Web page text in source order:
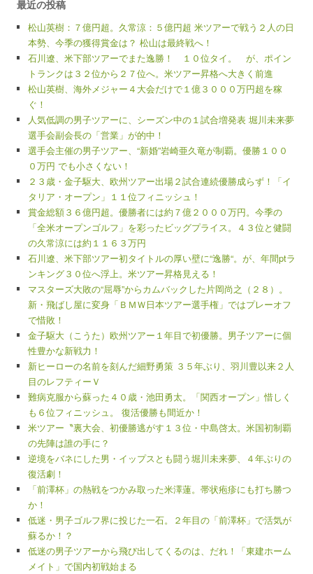
最近の投稿
松山英樹：７億円超。久常涼：５億円超 米ツアーで戦う２人の日
本勢、今季の獲得賞金は？ 松山は最終戦へ！
石川遼、米下部ツアーでまた逸勝！ １０位タイ。 が、ポイン
トランクは３２位から２７位へ。米ツアー昇格へ大きく前進
松山英樹、海外メジャー４大会だけで１億３０００万円超を稼
ぐ！
人気低調の男子ツアーに、シーズン中の１試合増発表 堀川未来夢
選手会副会長の「営業」が的中！
選手会主催の男子ツアー、“新婚”岩崎亜久竜が制覇。優勝１００
０万円 でも小さくない！
２３歳・金子駆大、欧州ツアー出場２試合連続優勝成らず！「イ
タリア・オープン」１１位フィニッシュ！
賞金総額３６億円超。優勝者には約７億２０００万円。今季の
「全米オープンゴルフ」を彩ったビッグプライス。４３位と健闘
の久常涼には約１１６３万円
石川遼、米下部ツアー初タイトルの厚い壁に“逸勝“。が、年間ptラ
ンキング３０位へ浮上。米ツアー昇格見える！
マスターズ大敗の“屈辱”からカムバックした片岡尚之（２８）。
新・飛ばし屋に変身「ＢＭＷ日本ツアー選手権」ではプレーオフ
で惜敗！
金子駆大（こうた）欧州ツアー１年目で初優勝。男子ツアーに個
性豊かな新戦力！
新ヒーローの名前を刻んだ細野勇策 ３５年ぶり、羽川豊以来２人
目のレフティーＶ
難病克服から蘇った４０歳・池田勇太。「関西オープン」惜しく
も６位フィニッシュ。 復活優勝も間近か！
米ツアー〝裏大会、初優勝逃がす１３位・中島啓太。米国初制覇
の先陣は誰の手に？
逆境をバネにした男・イップスとも闘う堀川未来夢、４年ぶりの
復活劇！
「前澤杯」の熱戦をつかみ取った米澤蓮。帯状疱疹にも打ち勝つ
か！
低迷・男子ゴルフ界に投じた一石。２年目の「前澤杯」で活気が
蘇るか！？
低迷の男子ツアーから飛び出してくるのは、だれ！「東建ホーム
メイト」で国内初戦始まる